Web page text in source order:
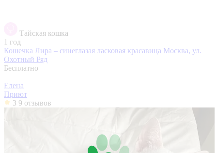
Тайская кошка
1 год
Кошечка Лира – синеглазая ласковая красавица Москва, ул.
Охотный Ряд
Бесплатно
Елена
Приют
3 9 отзывов